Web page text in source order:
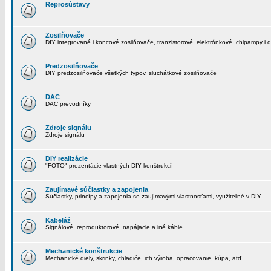
Reprosústavy
Zosilňovače
DIY integrované i koncové zosilňovače, tranzistorové, elektrónkové, chipampy i
Predzosilňovače
DIY predzosilňovače všetkých typov, sluchátkové zosilňovače
DAC
DAC prevodníky
Zdroje signálu
Zdroje signálu
DIY realizácie
"FOTO" prezentácie vlastných DIY konštrukcií
Zaujímavé súčiastky a zapojenia
Súčiastky, princípy a zapojenia so zaujímavými vlastnosťami, využiteľné v DIY.
Kabeláž
Signálové, reproduktorové, napájacie a iné káble
Mechanické konštrukcie
Mechanické diely, skrinky, chladiče, ich výroba, opracovanie, kúpa, atď ...